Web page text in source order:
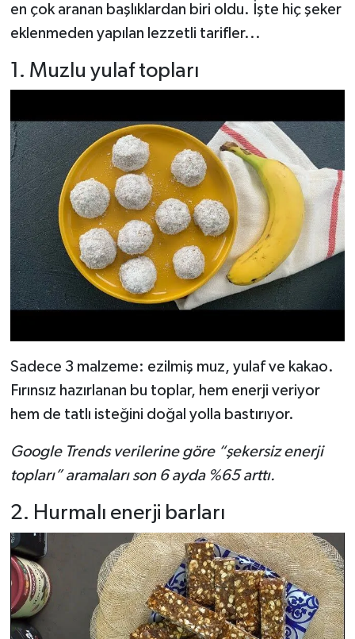
en çok aranan başlıklardan biri oldu. İşte hiç şeker
eklenmeden yapılan lezzetli tarifler...
1. Muzlu yulaf topları
Sadece 3 malzeme: ezilmiş muz, yulaf ve kakao.
Fırınsız hazırlanan bu toplar, hem enerji veriyor
hem de tatlı isteğini doğal yolla bastırıyor.
Google Trends verilerine göre “şekersiz enerji
topları” aramaları son 6 ayda %65 arttı.
2. Hurmalı enerji barları